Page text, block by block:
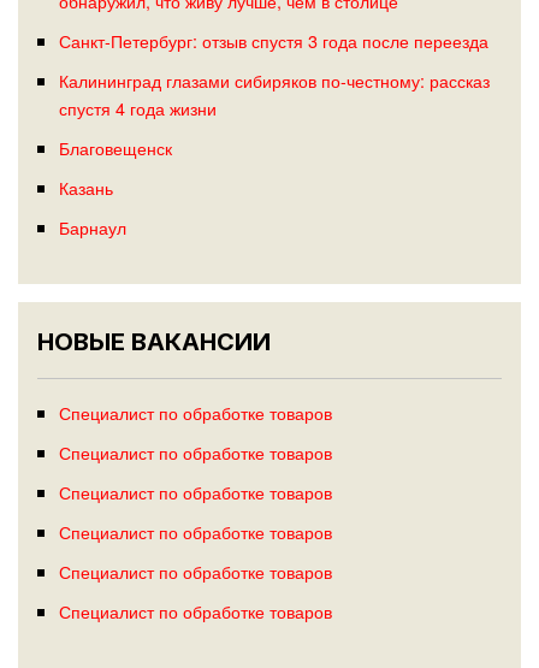
Санкт-Петербург: отзыв спустя 3 года после переезда
Калининград глазами сибиряков по-честному: рассказ
спустя 4 года жизни
Благовещенск
Казань
Барнаул
НОВЫЕ ВАКАНСИИ
Специалист по обработке товаров
Специалист по обработке товаров
Специалист по обработке товаров
Специалист по обработке товаров
Специалист по обработке товаров
Специалист по обработке товаров